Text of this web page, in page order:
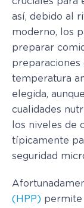
así, debido al
moderno, los
preparar
preparaciones
temperatura
elegida,
cualidades
los niveles de
típicamente
seguridad
(HPP) permite